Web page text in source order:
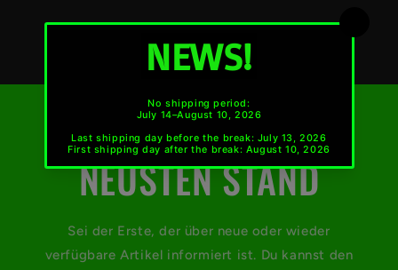
IMMER AUF DEM
NEUSTEN STAND
Sei der Erste, der über neue oder wieder
verfügbare Artikel informiert ist. Du kannst den